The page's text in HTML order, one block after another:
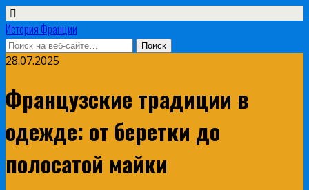
История Франции
28.07.2025
Французские традиции в
одежде: от беретки до
полосатой майки